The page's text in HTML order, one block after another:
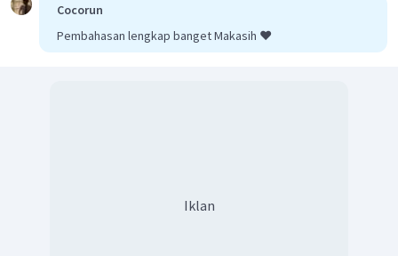
Cocorun
Pembahasan lengkap banget Makasih ❤️
Iklan